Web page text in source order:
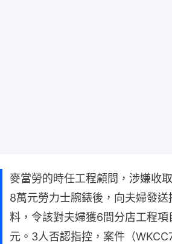
麥當勞的時任工程顧問，涉嫌收
8萬元勞力士腕錶後，向夫婦發
料，令該對夫婦獲6間分店工程
元。3人否認指控，案件（